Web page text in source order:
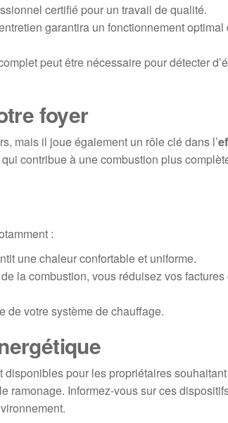
certifié pour un travail de qualité.
garantira un fonctionnement optimal
peut être nécessaire pour détecter
foyer
mais il joue également un rôle clé dans l’
contribue à une combustion plus
:
une chaleur confortable et uniforme.
la combustion, vous réduisez vos factures
de votre système de chauffage.
pour les propriétaires
ramonage. Informez-vous sur ces